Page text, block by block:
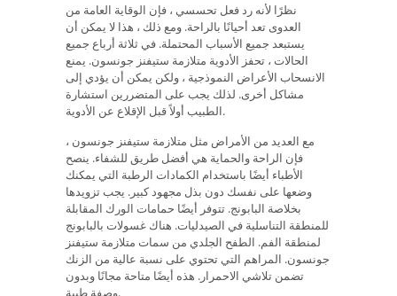
نظرًا لأنه رد فعل تحسسي ، فإن الوقاية العامة من
العدوى تعد أحيانًا بالراحة. ومع ذلك ، هذا لا يمكن أن
يستبعد جميع الأسباب المحتملة. في ثلاثة أرباع جميع
الحالات ، تحفز الأدوية متلازمة ستيفنز جونسون. يمنع
الانسحاب الأعراض النموذجية ، ولكن يمكن أن يؤدي إلى
مشاكل أخرى. لذلك يجب على المتضررين استشارة
الطبيب أولاً قبل الإقلاع عن الأدوية.
مع العديد من الأمراض مثل متلازمة ستيفنز جونسون ،
فإن الراحة والحماية هي أفضل طريق للشفاء. ينصح
الأطباء أيضًا باستخدام الكمادات الرطبة التي يمكنك
وضعها على نفسك دون بذل مجهود كبير. يجب تزويدها
بخلاصة البابونج. تتوفر أيضًا حمامات الورك المقابلة
للمنطقة التناسلية في الصيدليات. هناك غسولات بالبابونج
لمنطقة الفم. الطفح الجلدي من سمات متلازمة ستيفنز
جونسون. المراهم التي تحتوي على نسبة عالية من الزنك
تضمن تلاشي الاحمرار. هذه أيضًا متاحة مجانًا وبدون
وصفة طبية.